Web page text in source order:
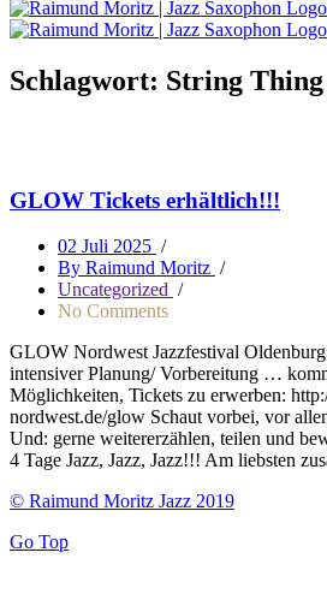
Schlagwort: String Thing
GLOW Tickets erhältlich!!!
02 Juli 2025 /
By Raimund Moritz /
Uncategorized /
No Comments
GLOW Nordwest Jazzfestival
intensiver Planung/ Vorbereitung …
Möglichkeiten, Tickets zu erwerben:
nordwest.de/glow Schaut vorbei, vor
Und: gerne weitererzählen, teilen und
4 Tage Jazz, Jazz, Jazz!!! Am liebsten
© Raimund Moritz Jazz 2019
Go Top